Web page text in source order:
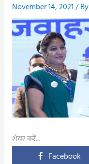
November 14, 2021/ By
शेयर करें...
Facebook